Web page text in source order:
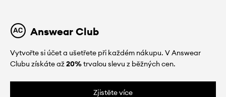
Answear Club
Vytvořte si účet a ušetřete při každém nákupu. V Answear
Clubu získáte až20%trvalou slevu z běžných cen.
Zjistěte více